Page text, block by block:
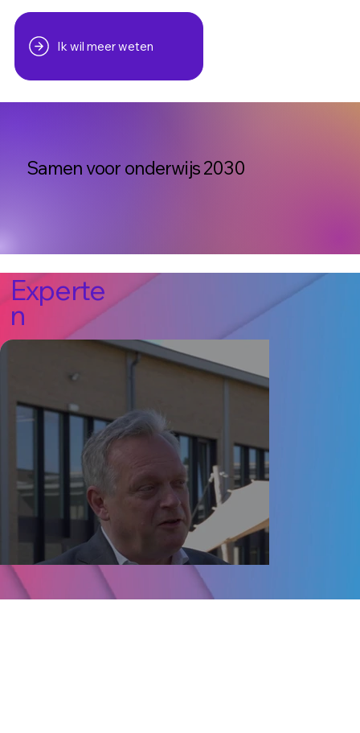
Ik wil meer weten
Samen voor onderwijs 2030
Experte
n